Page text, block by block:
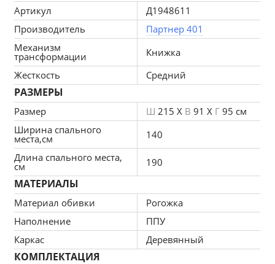
в небольшое пространство.
Для создания Диван прямой Делюкс
использовался прочный и приятный на ощупь
материал рогожка. Благодаря качественным
материалам и простому в использовании
механизму - книжка данная модель прослужит вам
долгие годы.
Артикул
Д1948611
Производитель
Партнер 401
Механизм
трансформации
Книжка
Жесткость
Средний
РАЗМЕРЫ
Размер Ш 215 X В 91 X Г 95 см
Ширина спального
места,см
140
Длина спального места,
см 190
МАТЕРИАЛЫ
Материал обивки
Рогожка
Наполнение
ППУ
Каркас
Деревянный
КОМПЛЕКТАЦИЯ